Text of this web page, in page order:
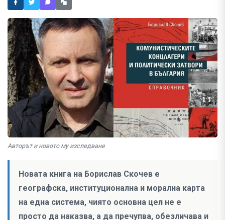
Авторът и новото му изследване
Новата книга на Борислав Скочев е
географска, институционална и морална карта
на една система, чиято основна цел не е
просто да наказва, а да пречупва, обезличава и